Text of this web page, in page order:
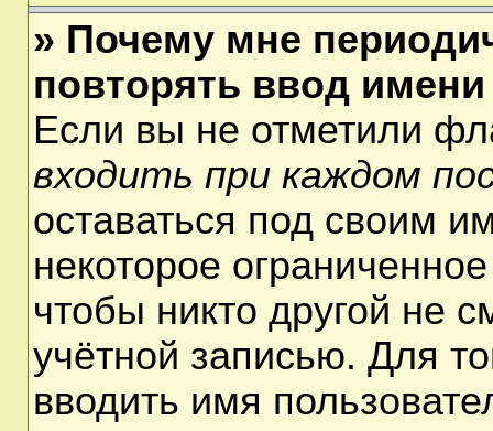
» Почему мне
повторять ввод
Если вы не отметили
входить при каждом
оставаться под своим
некоторое
чтобы никто другой не
учётной записью. Для
вводить имя